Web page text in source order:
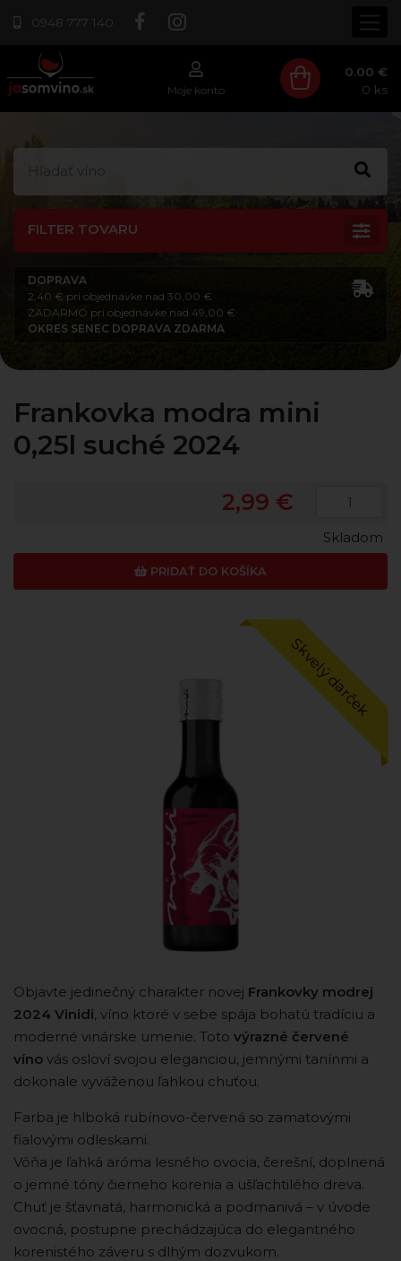
0948 777 140
Moje konto
0.00 €
0 ks
FILTER TOVARU
DOPRAVA
2,40 € pri objednávke nad 30,00 €
ZADARMO pri objednávke nad 49,00 €
OKRES SENEC DOPRAVA ZDARMA
Frankovka modra mini
0,25l suché 2024
2,99 €
PRIDAŤ DO KOŠÍKA
Skladom
Skvelý darček
Objavte jedinečný charakter novej Frankovky modrej
2024 Vinidi, víno ktoré v sebe spája bohatú tradíciu a
moderné vinárske umenie. Toto výrazné červené
víno vás osloví svojou eleganciou, jemnými tanínmi a
dokonale vyváženou ľahkou chuťou.
Farba je hlboká rubínovo-červená so zamatovými
fialovými odleskami.
Vôňa je ľahká aróma lesného ovocia, čerešní, doplnená
o jemné tóny čierneho korenia a ušľachtilého dreva.
Chuť je šťavnatá, harmonická a podmanivá – v úvode
ovocná, postupne prechádzajúca do elegantného
korenistého záveru s dlhým dozvukom.